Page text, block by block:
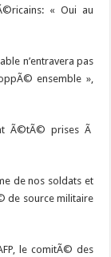
« Oui au
n’entravera pas
ensemble »,
Ã©tÃ© prises Ã
de nos soldats et
de source militaire
le comitÃ© des